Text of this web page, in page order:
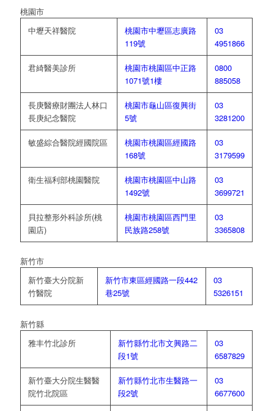
桃園市
中壢天祥醫院
桃園市中壢區志廣路
119號
03
4951866
君綺醫美診所
桃園市桃園區中正路
1071號1樓
0800
885058
長庚醫療財團法人林口
長庚紀念醫院
桃園市龜山區復興街
5號
03
3281200
敏盛綜合醫院經國院區
桃園市桃園區經國路
168號
03
3179599
衛生福利部桃園醫院
桃園市桃園區中山路
1492號
03
3699721
貝拉整形外科診所(桃
園店)
桃園市桃園區西門里
民族路258號
03
3365808
新竹市
新竹臺大分院新
竹醫院
新竹市東區經國路一段442
巷25號
03
5326151
新竹縣
雅丰竹北診所
新竹縣竹北市文興路二
段1號
03
6587829
新竹臺大分院生醫醫
院竹北院區
新竹縣竹北市生醫路一
段2號
03
6677600